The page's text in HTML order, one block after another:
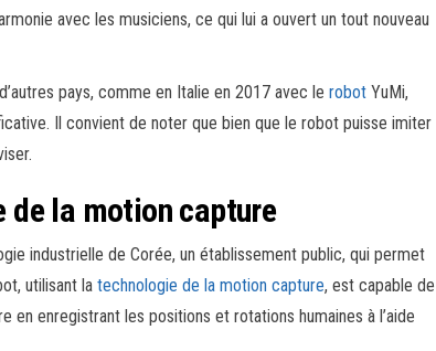
avec les musiciens, ce qui lui a ouvert un tout nouveau
pays, comme en Italie en 2017 avec le robot YuMi,
Il convient de noter que bien que le robot puisse imiter
de la motion capture
industrielle de Corée, un établissement public, qui permet
utilisant la technologie de la motion capture, est capable de
en enregistrant les positions et rotations humaines à l’aide